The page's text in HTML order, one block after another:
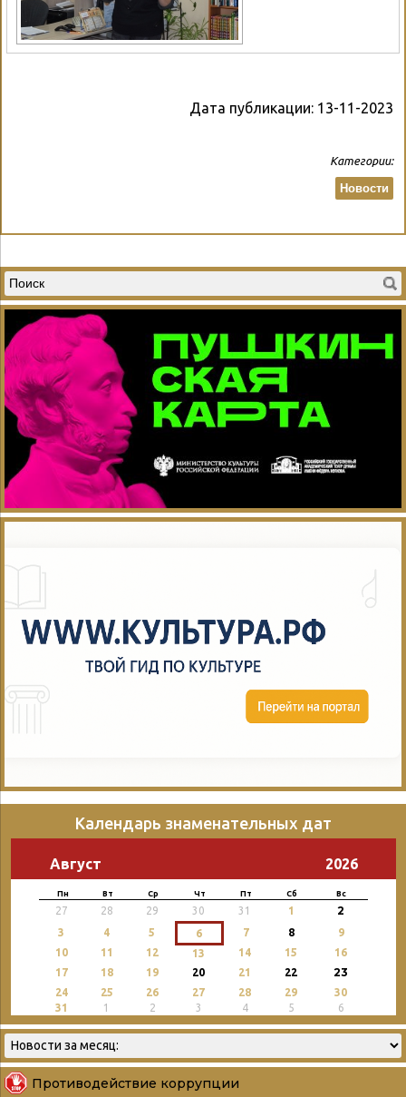
Дата публикации: 13-11-2023
Категории:
Новости
Календарь знаменательных дат
Август 2026
Пн Вт Ср Чт Пт Сб Вс
27 28 29 30 31 1 2
3 4 5 6 7 8
9
10
11 12 13 14 15
16
17
18 19 20 21 22 23
24 25 26 27 28 29
30
31
1 2 3 4 5 6
Противодействие коррупции